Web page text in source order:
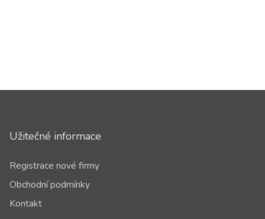
Užitečné informace
Registrace nové firmy
Obchodní podmínky
Kontakt